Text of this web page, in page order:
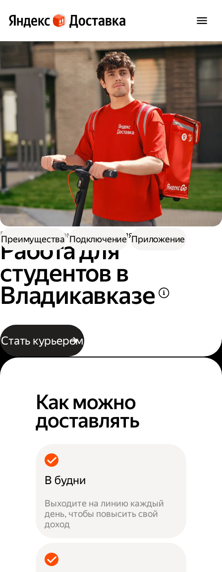
Работа курьером Работа для студентов
Работа для
студентов в
Владикавказе
Стать курьером
Преимущества Подключение Приложение
Как можно
доставлять
В будни
Выходите на линию каждый
день, чтобы повысить свой
доход